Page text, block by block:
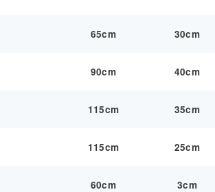
65cm 30cm
90cm 40cm
115cm 35cm
115cm 25cm
60cm 3cm